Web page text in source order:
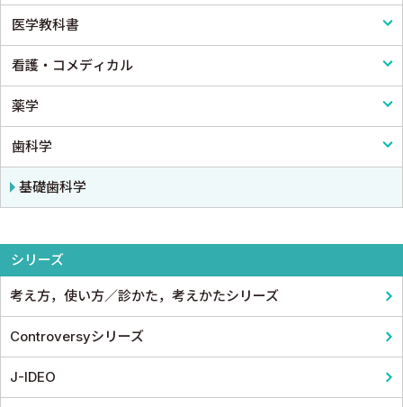
法医学
救急医学・集中治療医学
癌・腫瘍一般・緩和医療
栄養・食事療法・輸液・輸血
薬物療法
東洋医学・漢方医学
内分泌・代謝・糖尿病
腎臓
血液
脳・神経
精神
循環器・血管
心電図・心音図・心エコー
心臓・血管外科
消化器外科
小児外科
形成外科
整形外科
産婦人科
耳鼻咽頭科・頭頸部外科
医療制度
病院管理
医療統計
論文・医学情報
医学教育
リハビリテーション技術
鍼灸・柔道整復
医学教科書
医学教科書
看護・コメディカル
看護
看護教科書
コメディカル教科書
薬学
薬学
歯科学
基礎歯科学
シリーズ
考え方，使い方／診かた，考えかたシリーズ
Controversyシリーズ
J-IDEO